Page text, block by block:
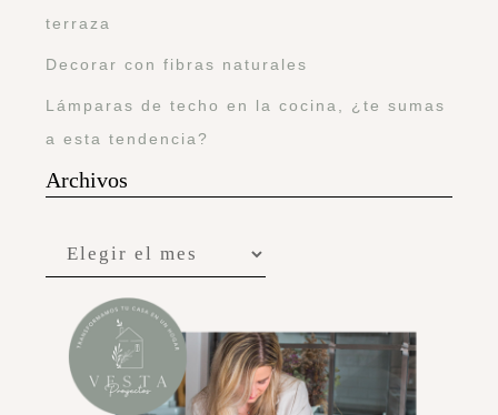
terraza
Decorar con fibras naturales
Lámparas de techo en la cocina, ¿te sumas
a esta tendencia?
Archivos